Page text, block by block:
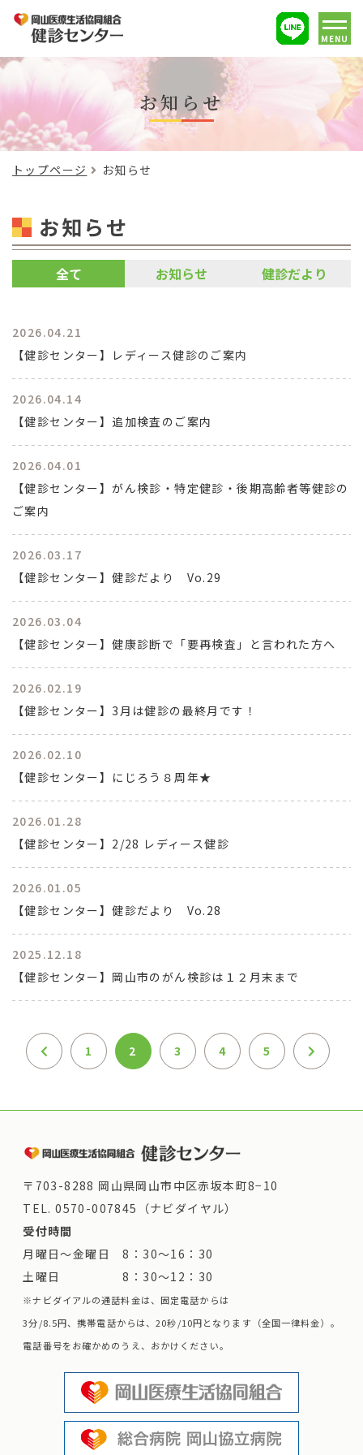
MENU
お知らせ
トップページ お知らせ
お知らせ
全て お知らせ 健診だより
2026.04.21
【健診センター】レディース健診のご案内
2026.04.14
【健診センター】追加検査のご案内
2026.04.01
【健診センター】がん検診・特定健診・後期高齢者等健診の
ご案内
2026.03.17
【健診センター】健診だより Vo.29
2026.03.04
【健診センター】健康診断で「要再検査」と言われた方へ
2026.02.19
【健診センター】3月は健診の最終月です！
2026.02.10
【健診センター】にじろう８周年★
2026.01.28
【健診センター】2/28 レディース健診
2026.01.05
【健診センター】健診だより Vo.28
2025.12.18
【健診センター】岡山市のがん検診は１２月末まで
1 2 3 4 5
〒703-8288 岡山県岡山市中区赤坂本町8−10
TEL.0570-007845（ナビダイヤル）
受付時間
月曜日～金曜日 8：30～16：30
土曜日 8：30～12：30
※ナビダイアルの通話料金は、固定電話からは
3分/8.5円、携帯電話からは、20秒/10円となります（全国一律料金）。
電話番号をお確かめのうえ、おかけください。